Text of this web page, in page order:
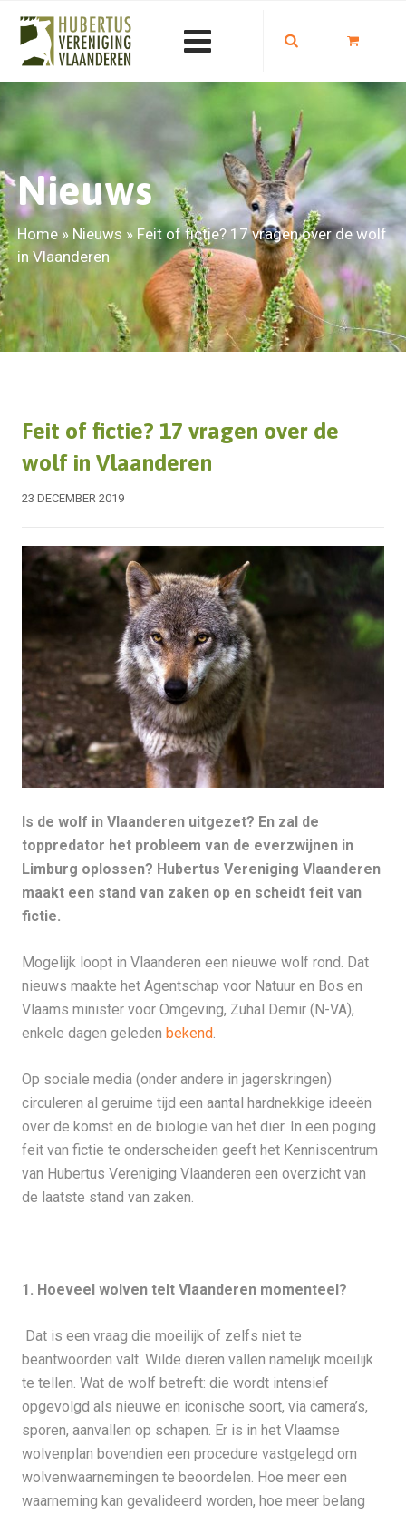
Nieuws
Home» Nieuws » Feit of fictie? 17 vragen over de wolf
in Vlaanderen
Feit of fictie? 17 vragen over de
wolf in Vlaanderen
23 DECEMBER 2019
Is de wolf in Vlaanderen uitgezet? En zal de
toppredator het probleem van de everzwijnen in
Limburg oplossen? Hubertus Vereniging Vlaanderen
maakt een stand van zaken op en scheidt feit van
fictie.
Mogelijk loopt in Vlaanderen een nieuwe wolf rond. Dat
nieuws maakte het Agentschap voor Natuur en Bos en
Vlaams minister voor Omgeving, Zuhal Demir (N-VA),
enkele dagen geleden bekend.
Op sociale media (onder andere in jagerskringen)
circuleren al geruime tijd een aantal hardnekkige ideeën
over de komst en de biologie van het dier. In een poging
feit van fictie te onderscheiden geeft het Kenniscentrum
van Hubertus Vereniging Vlaanderen een overzicht van
de laatste stand van zaken.
1. Hoeveel wolven telt Vlaanderen momenteel?
Dat is een vraag die moeilijk of zelfs niet te
beantwoorden valt. Wilde dieren vallen namelijk moeilijk
te tellen. Wat de wolf betreft: die wordt intensief
opgevolgd als nieuwe en iconische soort, via camera’s,
sporen, aanvallen op schapen. Er is in het Vlaamse
wolvenplan bovendien een procedure vastgelegd om
wolvenwaarnemingen te beoordelen. Hoe meer een
waarneming kan gevalideerd worden, hoe meer belang